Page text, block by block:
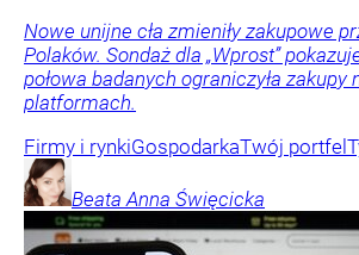
Nowe unijne cła zmieniły zakupowe
Polaków. Sondaż dla „Wprost”
połowa badanych ograniczyła zakupy
platformach.
Firmy i rynkiGospodarkaTwój portfel
Beata Anna Święcicka